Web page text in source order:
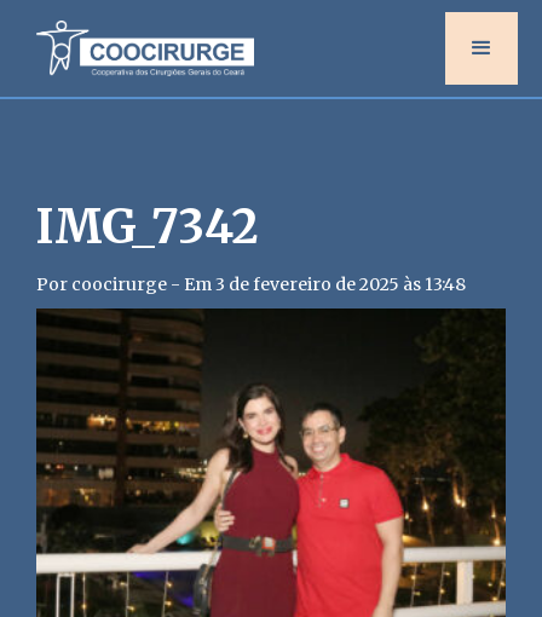
IMG_7342
Por coocirurge - Em 3 de fevereiro de 2025 às 13:48